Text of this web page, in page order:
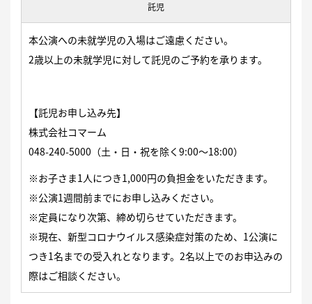
託児
本公演への未就学児の入場はご遠慮ください。
2歳以上の未就学児に対して託児のご予約を承ります。
【託児お申し込み先】
株式会社コマーム
048-240-5000 （土・日・祝を除く9:00〜18:00）
※お子さま1人につき1,000円の負担金をいただきます。
※公演1週間前までにお申し込みください。
※定員になり次第、締め切らせていただきます。
※現在、新型コロナウイルス感染症対策のため、1公演に
つき1名までの受入れとなります。2名以上でのお申込みの
際はご相談ください。